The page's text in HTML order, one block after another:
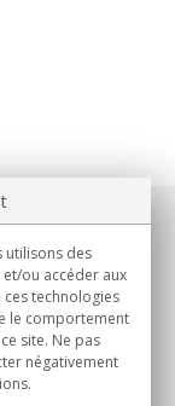
utilisons des
ou accéder aux
technologies
le comportement
site. Ne pas
négativement